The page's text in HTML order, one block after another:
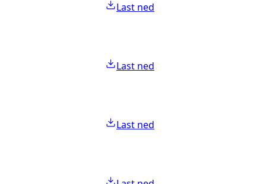
Last ned
Last ned
Last ned